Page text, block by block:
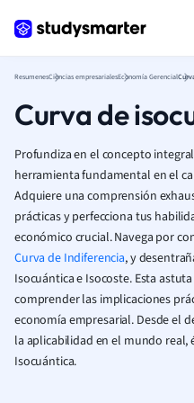
ResumenesCiencias empresarialesEconomía Gerencial
Curva de
Profundiza en el concepto
herramienta fundamental en el
Adquiere una comprensión
prácticas y perfecciona tus
económico crucial. Navega por
Curva de Indiferencia, y
Isocuántica e Isocoste. Esta
comprender las implicaciones
economía empresarial. Desde el
la aplicabilidad en el mundo real,
Isocuántica.